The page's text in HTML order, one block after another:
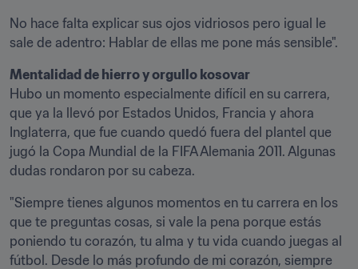
No hace falta explicar sus ojos vidriosos pero igual le
sale de adentro: Hablar de ellas me pone más sensible".
Mentalidad de hierro y orgullo kosovar
Hubo un momento especialmente difícil en su carrera,
que ya la llevó por Estados Unidos, Francia y ahora
Inglaterra, que fue cuando quedó fuera del plantel que
jugó la Copa Mundial de la FIFA Alemania 2011. Algunas
dudas rondaron por su cabeza.
"Siempre tienes algunos momentos en tu carrera en los
que te preguntas cosas, si vale la pena porque estás
poniendo tu corazón, tu alma y tu vida cuando juegas al
fútbol. Desde lo más profundo de mi corazón, siempre